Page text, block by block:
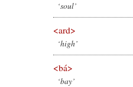
‘soul’
<ard>
‘high’
<bá>
‘bay’